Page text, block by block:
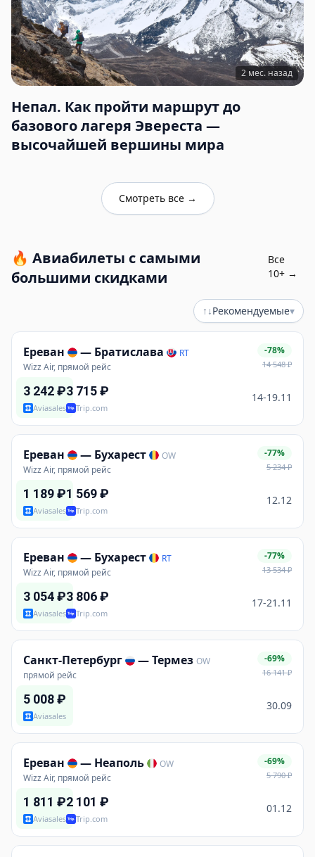
2 мес. назад
Непал. Как пройти маршрут до
базового лагеря Эвереста —
высочайшей вершины мира
Смотреть все→
🔥 Авиабилеты с самыми
большими скидками
Все
10+ →
↑↓Рекомендуемые▾
Ереван — Братислава
RT
Wizz Air, прямой рейс
-78%
14 548₽
3 242₽
Aviasales
3 715₽
Trip.com
14-19.11
Ереван — Бухарест
OW
Wizz Air, прямой рейс
-77%
5 234₽
1 189₽
Aviasales
1 569₽
Trip.com
12.12
Ереван — Бухарест
RT
Wizz Air, прямой рейс
-77%
13 534₽
3 054₽
Aviasales
3 806₽
Trip.com
17-21.11
Санкт-Петербург —Термез OW
прямой рейс
-69%
16 141₽
5 008₽
Aviasales
30.09
Ереван — Неаполь
OW
Wizz Air, прямой рейс
-69%
5 790₽
1 811 ₽
Aviasales
2 101 ₽
Trip.com
01.12